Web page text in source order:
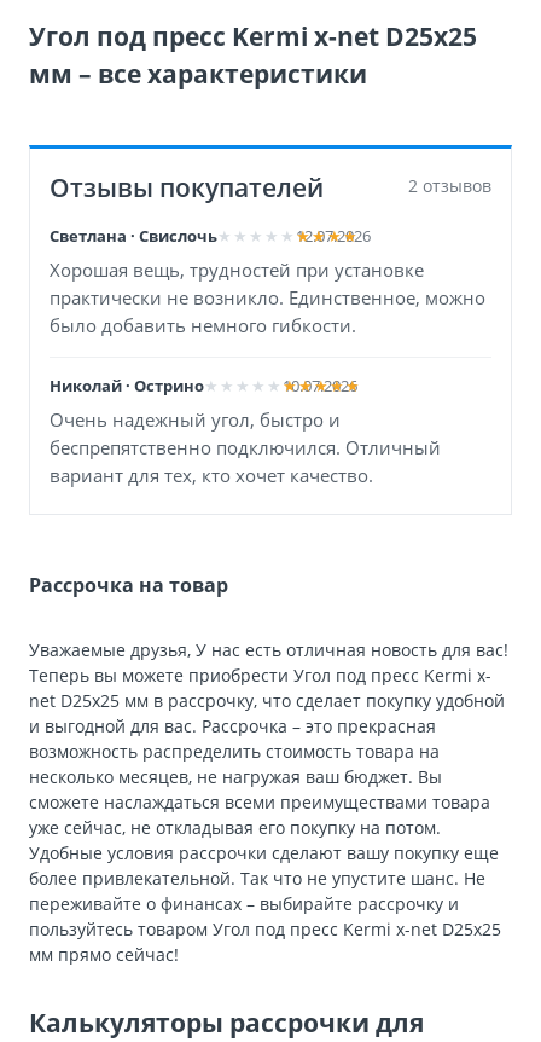
Угол под пресс Kermi x-net D25x25
мм – все характеристики
Отзывы покупателей 2 отзывов
Светлана · Свислочь 12.07.2026
Хорошая вещь, трудностей при установке
практически не возникло. Единственное, можно
было добавить немного гибкости.
Николай · Острино 10.07.2026
Очень надежный угол, быстро и
беспрепятственно подключился. Отличный
вариант для тех, кто хочет качество.
Рассрочка на товар
Уважаемые друзья, У нас есть отличная новость для вас!
Теперь вы можете приобрести Угол под пресс Kermi x-
net D25x25 мм в рассрочку, что сделает покупку удобной
и выгодной для вас. Рассрочка – это прекрасная
возможность распределить стоимость товара на
несколько месяцев, не нагружая ваш бюджет. Вы
сможете наслаждаться всеми преимуществами товара
уже сейчас, не откладывая его покупку на потом.
Удобные условия рассрочки сделают вашу покупку еще
более привлекательной. Так что не упустите шанс. Не
переживайте о финансах – выбирайте рассрочку и
пользуйтесь товаром Угол под пресс Kermi x-net D25x25
мм прямо сейчас!
Калькуляторы рассрочки для